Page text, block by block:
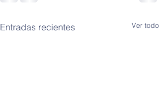
Entradas recientes Ver todo